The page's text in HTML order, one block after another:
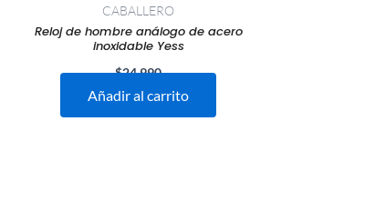
CABALLERO
Reloj de hombre análogo de acero
inoxidable Yess
$24.990
Añadir al carrito